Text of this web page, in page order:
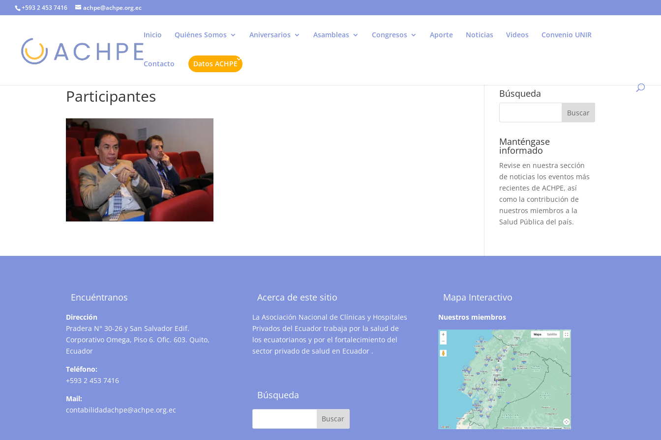
+593 2 453 7416 achpe@achpe.org.ec
Inicio Quiénes Somos Aniversarios Asambleas Congresos Aporte Noticias Videos Convenio UNIR
Contacto Datos ACHPE
Participantes Búsqueda
Manténgase
informado
Revise en nuestra sección
de noticias los eventos más
recientes de ACHPE, así
como la contribución de
nuestros miembros a la
Salud Pública del país.
Encuéntranos
Dirección
Pradera N° 30-26 y San Salvador Edif.
Corporativo Omega, Piso 6. Ofic. 603. Quito,
Ecuador
Teléfono:
+593 2 453 7416
Mail:
contabilidadachpe@achpe.org.ec
Acerca de este sitio
La Asociación Nacional de Clínicas y Hospitales
Privados del Ecuador trabaja por la salud de
los ecuatorianos y por el fortalecimiento del
sector privado de salud en Ecuador .
Búsqueda
Mapa Interactivo
Nuestros miembros